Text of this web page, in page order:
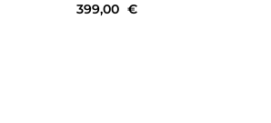
399,00 €